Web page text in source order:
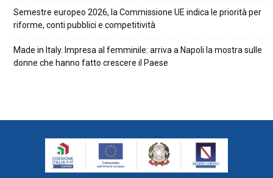
Semestre europeo 2026, la Commissione UE indica le priorità per
riforme, conti pubblici e competitività
Made in Italy. Impresa al femminile: arriva a Napoli la mostra sulle
donne che hanno fatto crescere il Paese